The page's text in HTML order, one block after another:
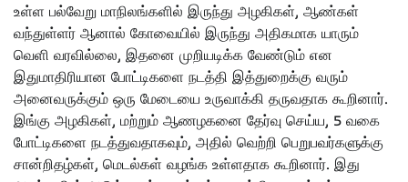
உள்ள பல்வேறு மாநிலங்களில் இருந்து அழகிகள், ஆண்கள்
வந்துள்ளர் ஆனால் கோவையில் இருந்து அதிகமாக யாரும்
வெளி வரவில்லை, இதனை முறியடிக்க வேண்டும் என
இதுமாதிரியான போட்டிகளை நடத்தி இத்துறைக்கு வரும்
அனைவருக்கும் ஒரு மேடையை உருவாக்கி தருவதாக கூறினார்.
இங்கு அழகிகள், மற்றும் ஆணழகனை தேர்வு செய்ய, 5 வகை
போட்டிகளை நடத்துவதாகவும், அதில் வெற்றி பெறுபவர்களுக்கு
சான்றிதழ்கள், மெடல்கள் வழங்க உள்ளதாக கூறினார். இது